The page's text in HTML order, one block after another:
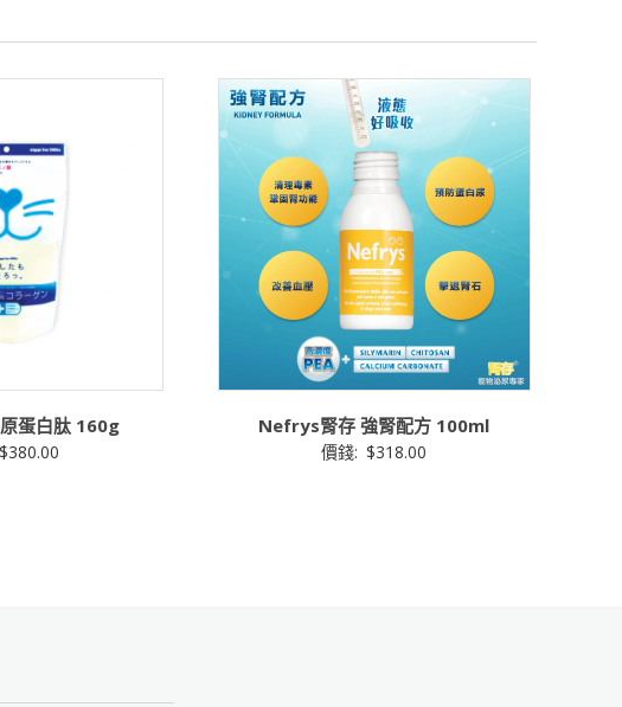
蛋白肽 160g
$380.00
Nefrys腎存 強腎配方 100ml
價錢: $318.00